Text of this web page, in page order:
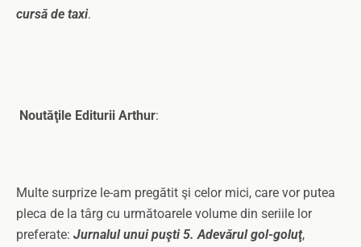
cursă de taxi.
Noutăţile Editurii Arthur:
Multe surprize le-am pregătit şi celor mici, care vor putea
pleca de la târg cu următoarele volume din seriile lor
preferate: Jurnalul unui puşti 5. Adevărul gol-goluţ,